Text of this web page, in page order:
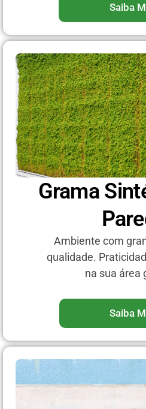
Saiba
Grama
Ambiente com
qualidade.
na sua área
Saiba